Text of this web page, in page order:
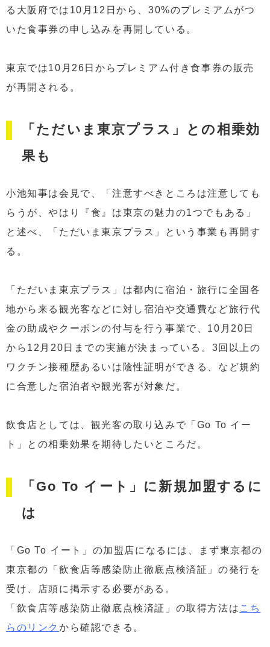
る大阪府では10月12日から、30%のプレミアムがつ
いた食事券の申し込みを再開している。
東京では10月26日からプレミアム付き食事券の販売
が再開される。
「ただいま東京プラス」との相乗効
果も
小池知事は会見で、「注意すべきところは注意しても
らうが、やはり『食』は東京の魅力の1つでもある」
と述べ、「ただいま東京プラス」という事業も再開す
る。
「ただいま東京プラス」は都内に宿泊・旅行に全国各
地から来る観光客などに対し宿泊や交通費など旅行代
金の助成やクーポンの付与を行う事業で、10月20日
から12月20日までの実施が決まっている。3回以上の
ワクチン接種歴あるいは陰性証明ができる、など規約
に合意した宿泊者や観光客が対象だ。
飲食店としては、観光客の取り込みで「Go To イー
ト」との相乗効果を期待したいところだ。
「Go To イート」に新規加盟するに
は
「Go To イート」の加盟店になるには、まず東京都の
東京都の「飲食店等感染防止徹底点検済証」の発行を
受け、店頭に掲示する必要がある。
「飲食店等感染防止徹底点検済証」の取得方法は こち
らのリンク から確認できる。